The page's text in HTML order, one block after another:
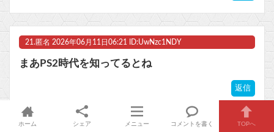
21. 匿名 2026年06月11日06:21 ID:UwNzc1NDY
まあPS2時代を知ってるとね
返信
ホーム シェア メニュー コメントを書く TOPへ